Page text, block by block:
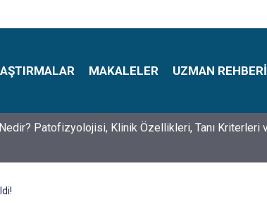
MAKALELER UZMAN REHBERI
Günü Nasıl Ortaya Çıktı? 10 Mayıs Tarihinin Hikayesi